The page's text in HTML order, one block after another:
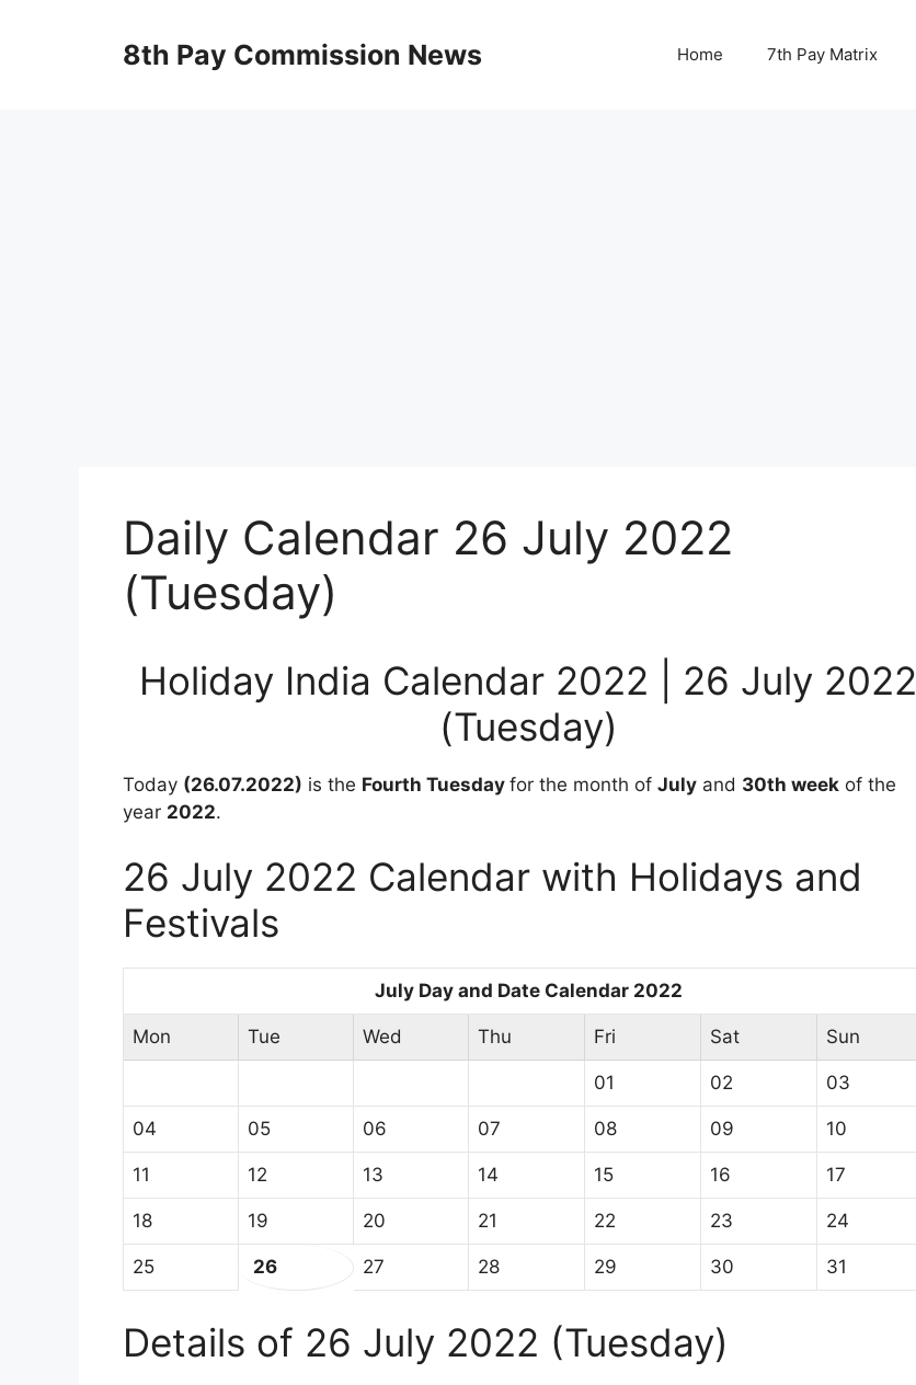
8th Pay Commission News Home 7th Pay Matrix
Daily Calendar 26 July 2022
(Tuesday)
Holiday India Calendar 2022 | 26 July 2022
(Tuesday)
Today (26.07.2022) is the Fourth Tuesday for the month of July and 30th week of the
year 2022.
26 July 2022 Calendar with Holidays and
Festivals
July Day and Date Calendar 2022
Mon Tue Wed Thu Fri Sat Sun
01 02 03
04 05 06 07 08 09 10
11 12 13 14 15 16 17
18 19 20 21 22 23 24
25 26 27 28 29 30 31
Details of 26 July 2022 (Tuesday)